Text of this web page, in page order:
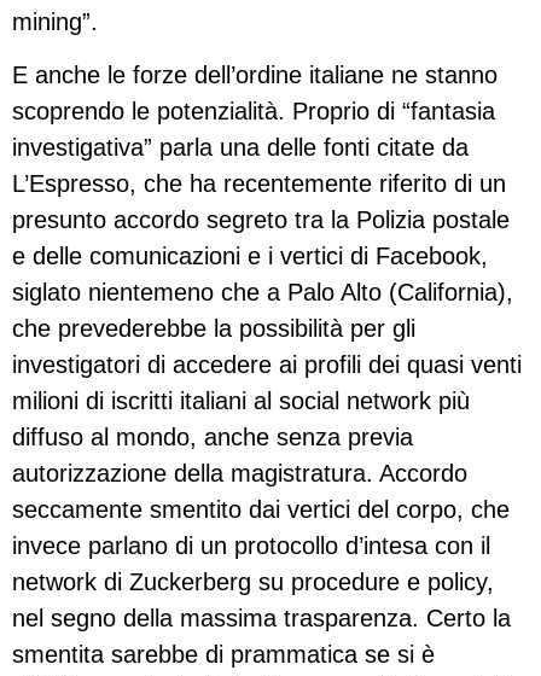
mining”.
E anche le forze dell’ordine italiane ne stanno
scoprendo le potenzialità. Proprio di “fantasia
investigativa” parla una delle fonti citate da
L’Espresso, che ha recentemente riferito di un
presunto accordo segreto tra la Polizia postale
e delle comunicazioni e i vertici di Facebook,
siglato nientemeno che a Palo Alto (California),
che prevederebbe la possibilità per gli
investigatori di accedere ai profili dei quasi venti
milioni di iscritti italiani al social network più
diffuso al mondo, anche senza previa
autorizzazione della magistratura. Accordo
seccamente smentito dai vertici del corpo, che
invece parlano di un protocollo d’intesa con il
network di Zuckerberg su procedure e policy,
nel segno della massima trasparenza. Certo la
smentita sarebbe di prammatica se si è